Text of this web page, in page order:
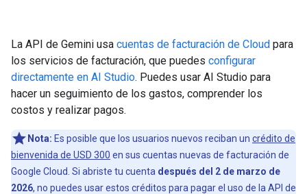
La API de Gemini usa cuentas de facturación de Cloud para
los servicios de facturación, que puedes configurar
directamente en AI Studio. Puedes usar AI Studio para
hacer un seguimiento de los gastos, comprender los
costos y realizar pagos.
Nota: Es posible que los usuarios nuevos reciban un crédito de
bienvenida de USD 300 en sus cuentas nuevas de facturación de
Google Cloud. Si abriste tu cuenta después del 2 de marzo de
2026, no puedes usar estos créditos para pagar el uso de la API de